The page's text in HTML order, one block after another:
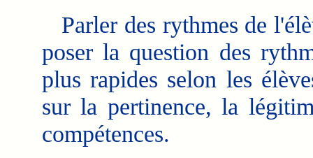
Parler des rythmes de
poser la question des
plus rapides selon les
sur la pertinence, la
compétences.